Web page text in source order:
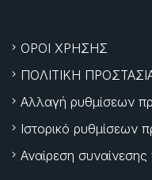
ΟΡΟΙ ΧΡΗΣΗΣ
ΠΟΛΙΤΙΚΗ
Αλλαγή ρυθμίσεων
Ιστορικό ρυθμίσεων
Αναίρεση